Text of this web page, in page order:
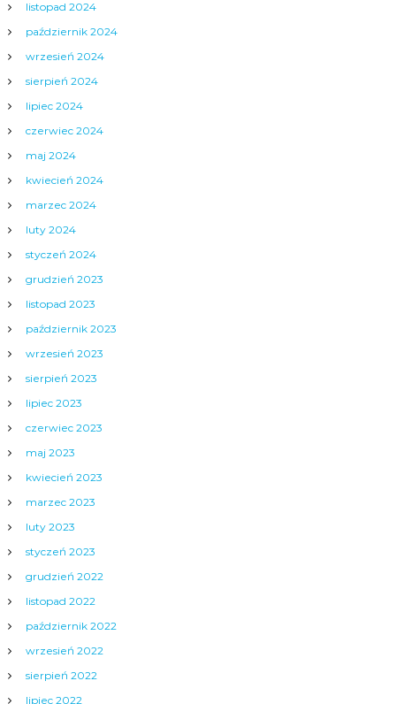
listopad 2024
październik 2024
wrzesień 2024
sierpień 2024
lipiec 2024
czerwiec 2024
maj 2024
kwiecień 2024
marzec 2024
luty 2024
styczeń 2024
grudzień 2023
listopad 2023
październik 2023
wrzesień 2023
sierpień 2023
lipiec 2023
czerwiec 2023
maj 2023
kwiecień 2023
marzec 2023
luty 2023
styczeń 2023
grudzień 2022
listopad 2022
październik 2022
wrzesień 2022
sierpień 2022
lipiec 2022